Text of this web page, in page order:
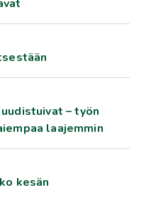
– työn
laajemmin
kesän